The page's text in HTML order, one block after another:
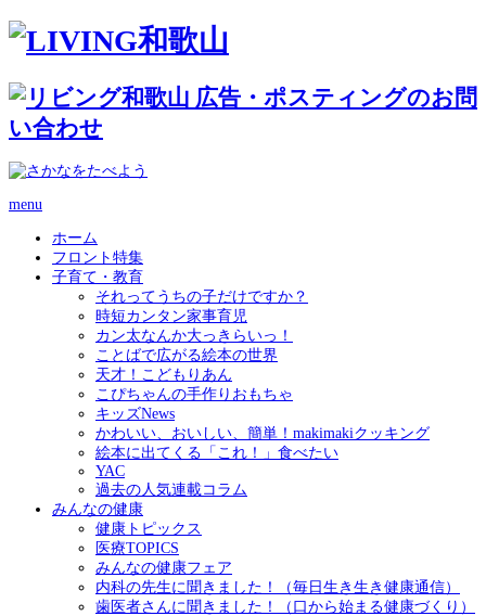
menu
ホーム
フロント特集
子育て・教育
それってうちの子だけですか？
時短カンタン家事育児
カン太なんか大っきらいっ！
ことばで広がる絵本の世界
天才！こどもりあん
こぴちゃんの手作りおもちゃ
キッズNews
かわいい、おいしい、簡単！makimakiクッキング
絵本に出てくる「これ！」食べたい
YAC
過去の人気連載コラム
みんなの健康
健康トピックス
医療TOPICS
みんなの健康フェア
内科の先生に聞きました！（毎日生き生き健康通信）
歯医者さんに聞きました！（口から始まる健康づくり）